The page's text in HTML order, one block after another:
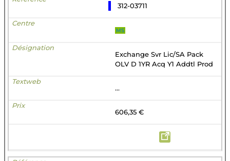
312-03711
MS
Exchange Svr Lic/SA Pack
OLV D 1YR Acq Y1 Addtl Prod
...
606,35 €